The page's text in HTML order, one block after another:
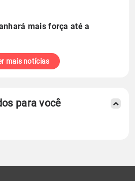
mais força até a
mais notícias
para você